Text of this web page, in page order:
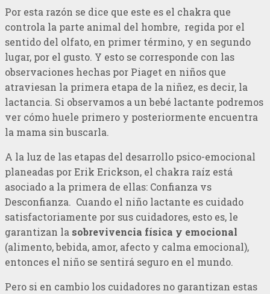
Por esta razón se dice que este es el chakra que
controla la parte animal del hombre, regida por el
sentido del olfato, en primer término, y en segundo
lugar, por el gusto. Y esto se corresponde con las
observaciones hechas por Piaget en niños que
atraviesan la primera etapa de la niñez, es decir, la
lactancia. Si observamos a un bebé lactante podremos
ver cómo huele primero y posteriormente encuentra
la mama sin buscarla.
A la luz de las etapas del desarrollo psico-emocional
planeadas por Erik Erickson, el chakra raíz está
asociado a la primera de ellas: Confianza vs
Desconfianza. Cuando el niño lactante es cuidado
satisfactoriamente por sus cuidadores, esto es, le
garantizan la sobrevivencia física y emocional
(alimento, bebida, amor, afecto y calma emocional),
entonces el niño se sentirá seguro en el mundo.
Pero si en cambio los cuidadores no garantizan estas